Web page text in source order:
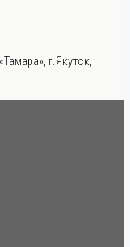
г.Якутск,